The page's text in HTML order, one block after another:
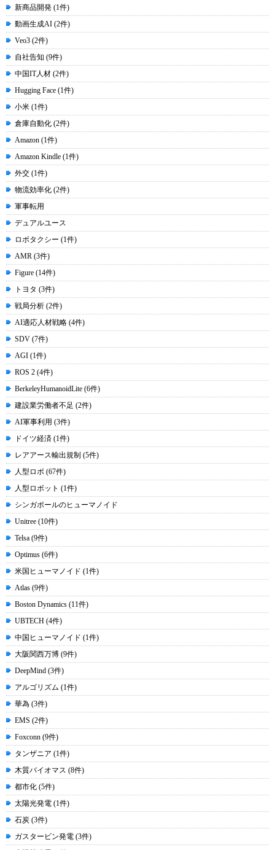
新商品開発 (1件)
動画生成AI (2件)
Veo3 (2件)
自社告知 (9件)
中国IT人材 (2件)
Hugging Face (1件)
小米 (1件)
倉庫自動化 (2件)
Amazon (1件)
Amazon Kindle (1件)
外交 (1件)
物流効率化 (2件)
軍事転用
デュアルユース
ロボタクシー (1件)
AMR (3件)
Figure (14件)
トヨタ (3件)
戦局分析 (2件)
AI適応人材戦略 (4件)
SDV (7件)
AGI (1件)
ROS 2 (4件)
BerkeleyHumanoidLite (6件)
建設業労働者不足 (2件)
AI軍事利用 (3件)
ドイツ経済 (1件)
レアアース輸出規制 (5件)
人型ロボ (67件)
人型ロボット (1件)
シンガポールのヒューマノイド
Unitree (10件)
Telsa (9件)
Optimus (6件)
米国ヒューマノイド (1件)
Atlas (9件)
Boston Dynamics (11件)
UBTECH (4件)
中国ヒューマノイド (1件)
大阪関西万博 (9件)
DeepMind (3件)
アルゴリズム (1件)
華為 (3件)
EMS (2件)
Foxconn (9件)
タンザニア (1件)
木質バイオマス (8件)
都市化 (5件)
太陽光発電 (1件)
石炭 (3件)
ガスタービン発電 (3件)